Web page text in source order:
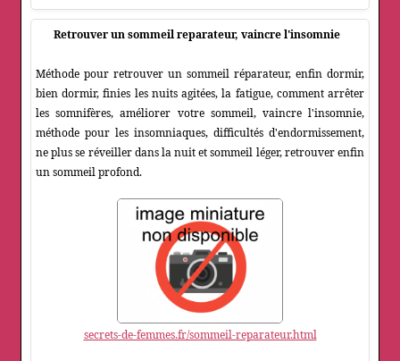
Retrouver un sommeil reparateur, vaincre l'insomnie
Méthode pour retrouver un sommeil réparateur, enfin dormir,
bien dormir, finies les nuits agitées, la fatigue, comment arrêter
les somnifères, améliorer votre sommeil, vaincre l'insomnie,
méthode pour les insomniaques, difficultés d'endormissement,
ne plus se réveiller dans la nuit et sommeil léger, retrouver enfin
un sommeil profond.
secrets-de-femmes.fr/sommeil-reparateur.html